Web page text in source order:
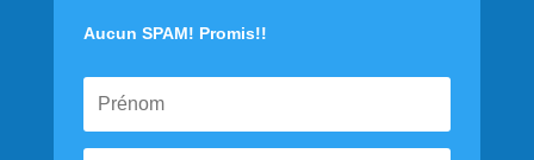
Aucun SPAM! Promis!!